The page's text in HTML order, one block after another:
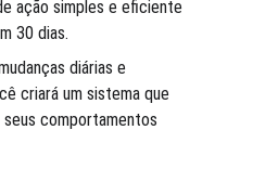
ação simples e eficiente
30 dias.
diárias e
criará um sistema que
comportamentos